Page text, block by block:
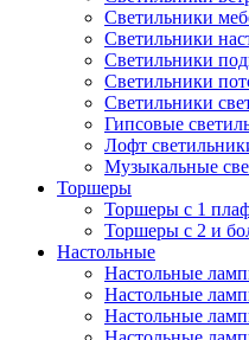
Светильники
Светильники
Светильники
Светильники
Светильники
Гипсовые
Лофт
Музыкальные
Торшеры
Торшеры с 1
Торшеры с 2 и
Настольные
Настольные
Настольные
Настольные